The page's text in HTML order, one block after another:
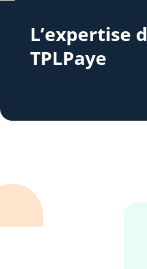
L’expertise
TPLPaye